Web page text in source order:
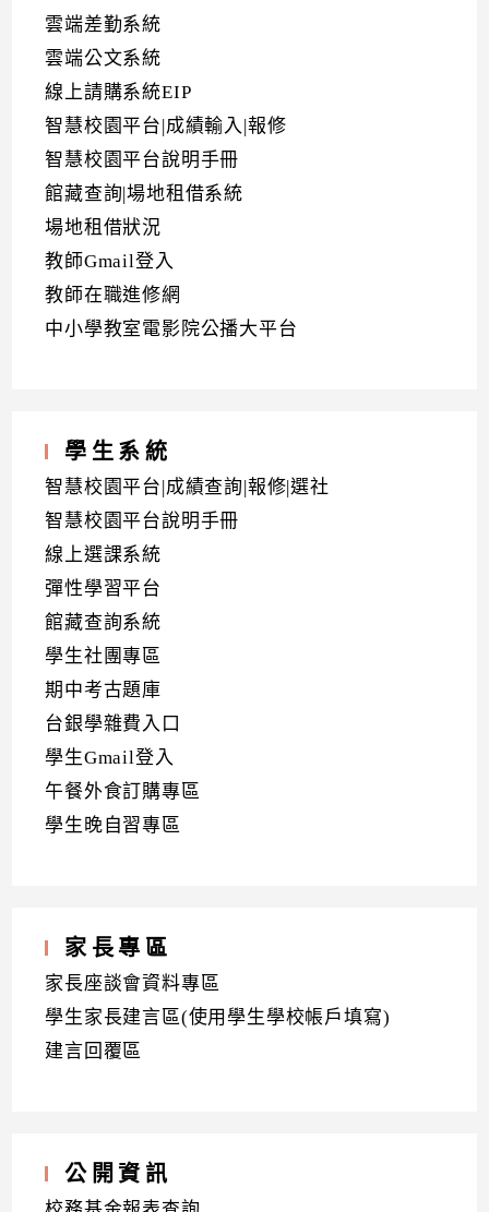
雲端差勤系統
雲端公文系統
線上請購系統EIP
智慧校園平台|成績輸入|報修
智慧校園平台說明手冊
館藏查詢|場地租借系統
場地租借狀況
教師Gmail登入
教師在職進修網
中小學教室電影院公播大平台
學生系統
智慧校園平台|成績查詢|報修|選社
智慧校園平台說明手冊
線上選課系統
彈性學習平台
館藏查詢系統
學生社團專區
期中考古題庫
台銀學雜費入口
學生Gmail登入
午餐外食訂購專區
學生晚自習專區
家長專區
家長座談會資料專區
學生家長建言區(使用學生學校帳戶填寫)
建言回覆區
公開資訊